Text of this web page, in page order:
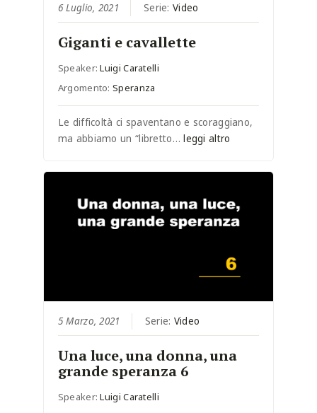
6 Luglio, 2021 Serie:Video
Giganti e cavallette
Speaker:Luigi Caratelli
Argomento:Speranza
Le difficoltà ci spaventano e scoraggiano,
ma abbiamo un “libretto…leggi altro
5 Marzo, 2021 Serie: Video
Una luce, una donna, una
grande speranza 6
Speaker:Luigi Caratelli